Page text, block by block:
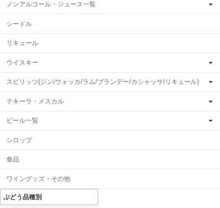
ノンアルコール・ジュース一覧
シードル
リキュール
ウイスキー
スピリッツ(ジン/ウォッカ/ラム/ブランデー/カシャッサ/リキュール)
テキーラ・メスカル
ビール一覧
シロップ
食品
ワイングッズ・その他
ぶどう品種別